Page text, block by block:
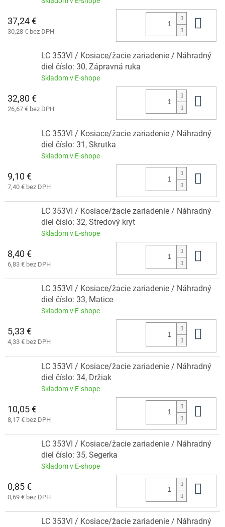
37,24 €
30,28 € bez DPH
LC 353VI / Kosiace/žacie zariadenie / Náhradný
diel číslo: 30, Zápravná ruka
Skladom v E-shope
32,80 €
26,67 € bez DPH
LC 353VI / Kosiace/žacie zariadenie / Náhradný
diel číslo: 31, Skrutka
Skladom v E-shope
9,10 €
7,40 € bez DPH
LC 353VI / Kosiace/žacie zariadenie / Náhradný
diel číslo: 32, Stredový kryt
Skladom v E-shope
8,40 €
6,83 € bez DPH
LC 353VI / Kosiace/žacie zariadenie / Náhradný
diel číslo: 33, Matice
Skladom v E-shope
5,33 €
4,33 € bez DPH
LC 353VI / Kosiace/žacie zariadenie / Náhradný
diel číslo: 34, Držiak
Skladom v E-shope
10,05 €
8,17 € bez DPH
LC 353VI / Kosiace/žacie zariadenie / Náhradný
diel číslo: 35, Segerka
Skladom v E-shope
0,85 €
0,69 € bez DPH
LC 353VI / Kosiace/žacie zariadenie / Náhradný